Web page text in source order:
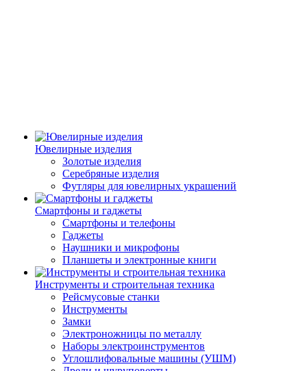
Ювелирные изделия
Золотые изделия
Серебряные изделия
Футляры для ювелирных украшений
Смартфоны и гаджеты
Смартфоны и телефоны
Гаджеты
Наушники и микрофоны
Планшеты и электронные книги
Инструменты и строительная техника
Рейсмусовые станки
Инструменты
Замки
Электроножницы по металлу
Наборы электроинструментов
Углошлифовальные машины (УШМ)